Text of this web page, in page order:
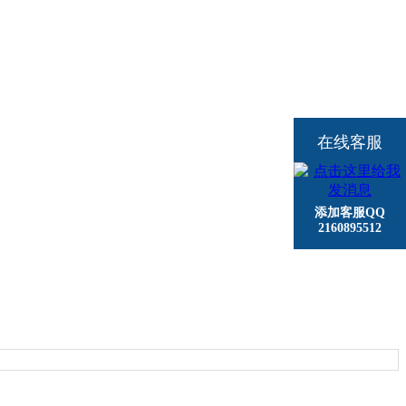
在线客服
添加客服QQ
2160895512